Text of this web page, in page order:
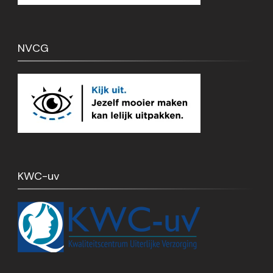
NVCG
KWC-uv